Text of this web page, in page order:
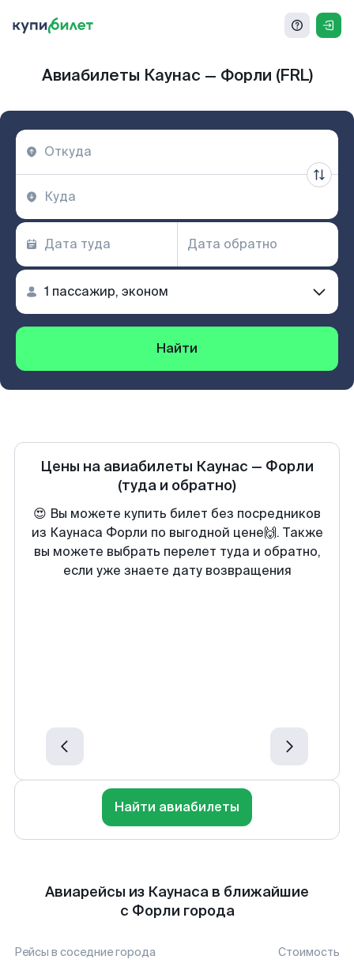
Авиабилеты Каунас — Форли (FRL)
Найти
Цены на авиабилеты Каунас — Форли
(туда и обратно)
😍 Вы можете купить билет без посредников
из Каунаса Форли по выгодной цене🙌. Также
вы можете выбрать перелет туда и обратно,
если уже знаете дату возвращения
Найти авиабилеты
Авиарейсы из Каунаса в ближайшие
с Форли города
Рейсы в соседние города Стоимость